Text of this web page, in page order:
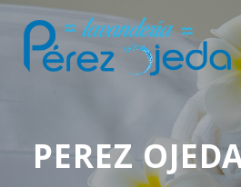
al
PEREZ